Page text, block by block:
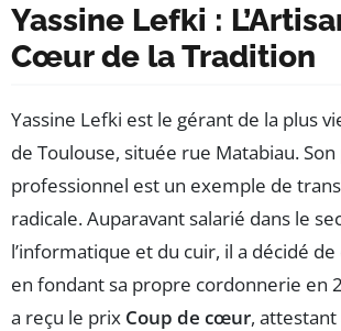
Yassine Lefki :
Cœur de la Tradition
Yassine Lefki est le gérant de la plus
de Toulouse, située rue Matabiau.
professionnel est un exemple de
radicale. Auparavant salarié dans le
l’informatique et du cuir, il a décidé
en fondant sa propre cordonnerie en
a reçu le prix Coup de cœur, attestant